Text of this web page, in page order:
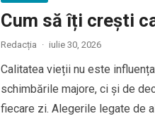
Cum să îți crești
Redacția · iulie 30, 2026
Calitatea vieții nu este
schimbările majore, ci și de
fiecare zi. Alegerile legate de